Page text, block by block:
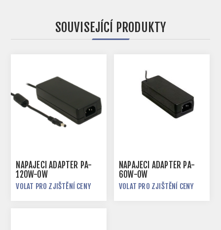
SOUVISEJÍCÍ PRODUKTY
NAPÁJECÍ ADAPTÉR PA-
120W-OW
VOLAT PRO ZJIŠTĚNÍ CENY
NAPÁJECÍ ADAPTÉR PA-
60W-OW
VOLAT PRO ZJIŠTĚNÍ CENY